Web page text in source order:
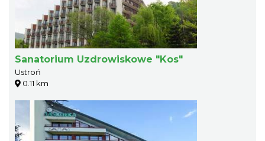
Sanatorium Uzdrowiskowe "Kos"
Ustroń
0.11 km